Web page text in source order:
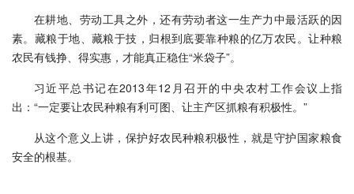
在耕地、劳动工具之外，还有劳动者这一生产力中最活跃的因
素。藏粮于地、藏粮于技，归根到底要靠种粮的亿万农民。让种粮
农民有钱挣、得实惠，才能真正稳住“米袋子”。
习近平总书记在2013年12月召开的中央农村工作会议上指
出：“一定要让农民种粮有利可图、让主产区抓粮有积极性。”
从这个意义上讲，保护好农民种粮积极性，就是守护国家粮食
安全的根基。